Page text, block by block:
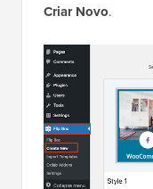
Criar Novo.